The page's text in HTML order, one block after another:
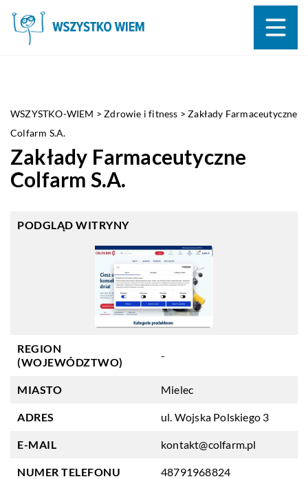
WSZYSTKO-WIEM >Zdrowie i fitness >Zakłady Farmaceutyczne
Colfarm S.A.
Zakłady Farmaceutyczne
Colfarm S.A.
PODGLĄD WITRYNY
REGION
(WOJEWÓDZTWO)
-
MIASTO Mielec
ADRES ul. Wojska Polskiego 3
E-MAIL kontakt@colfarm.pl
NUMER TELEFONU 48791968824